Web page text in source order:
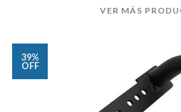
VER MÁS
39%
OFF